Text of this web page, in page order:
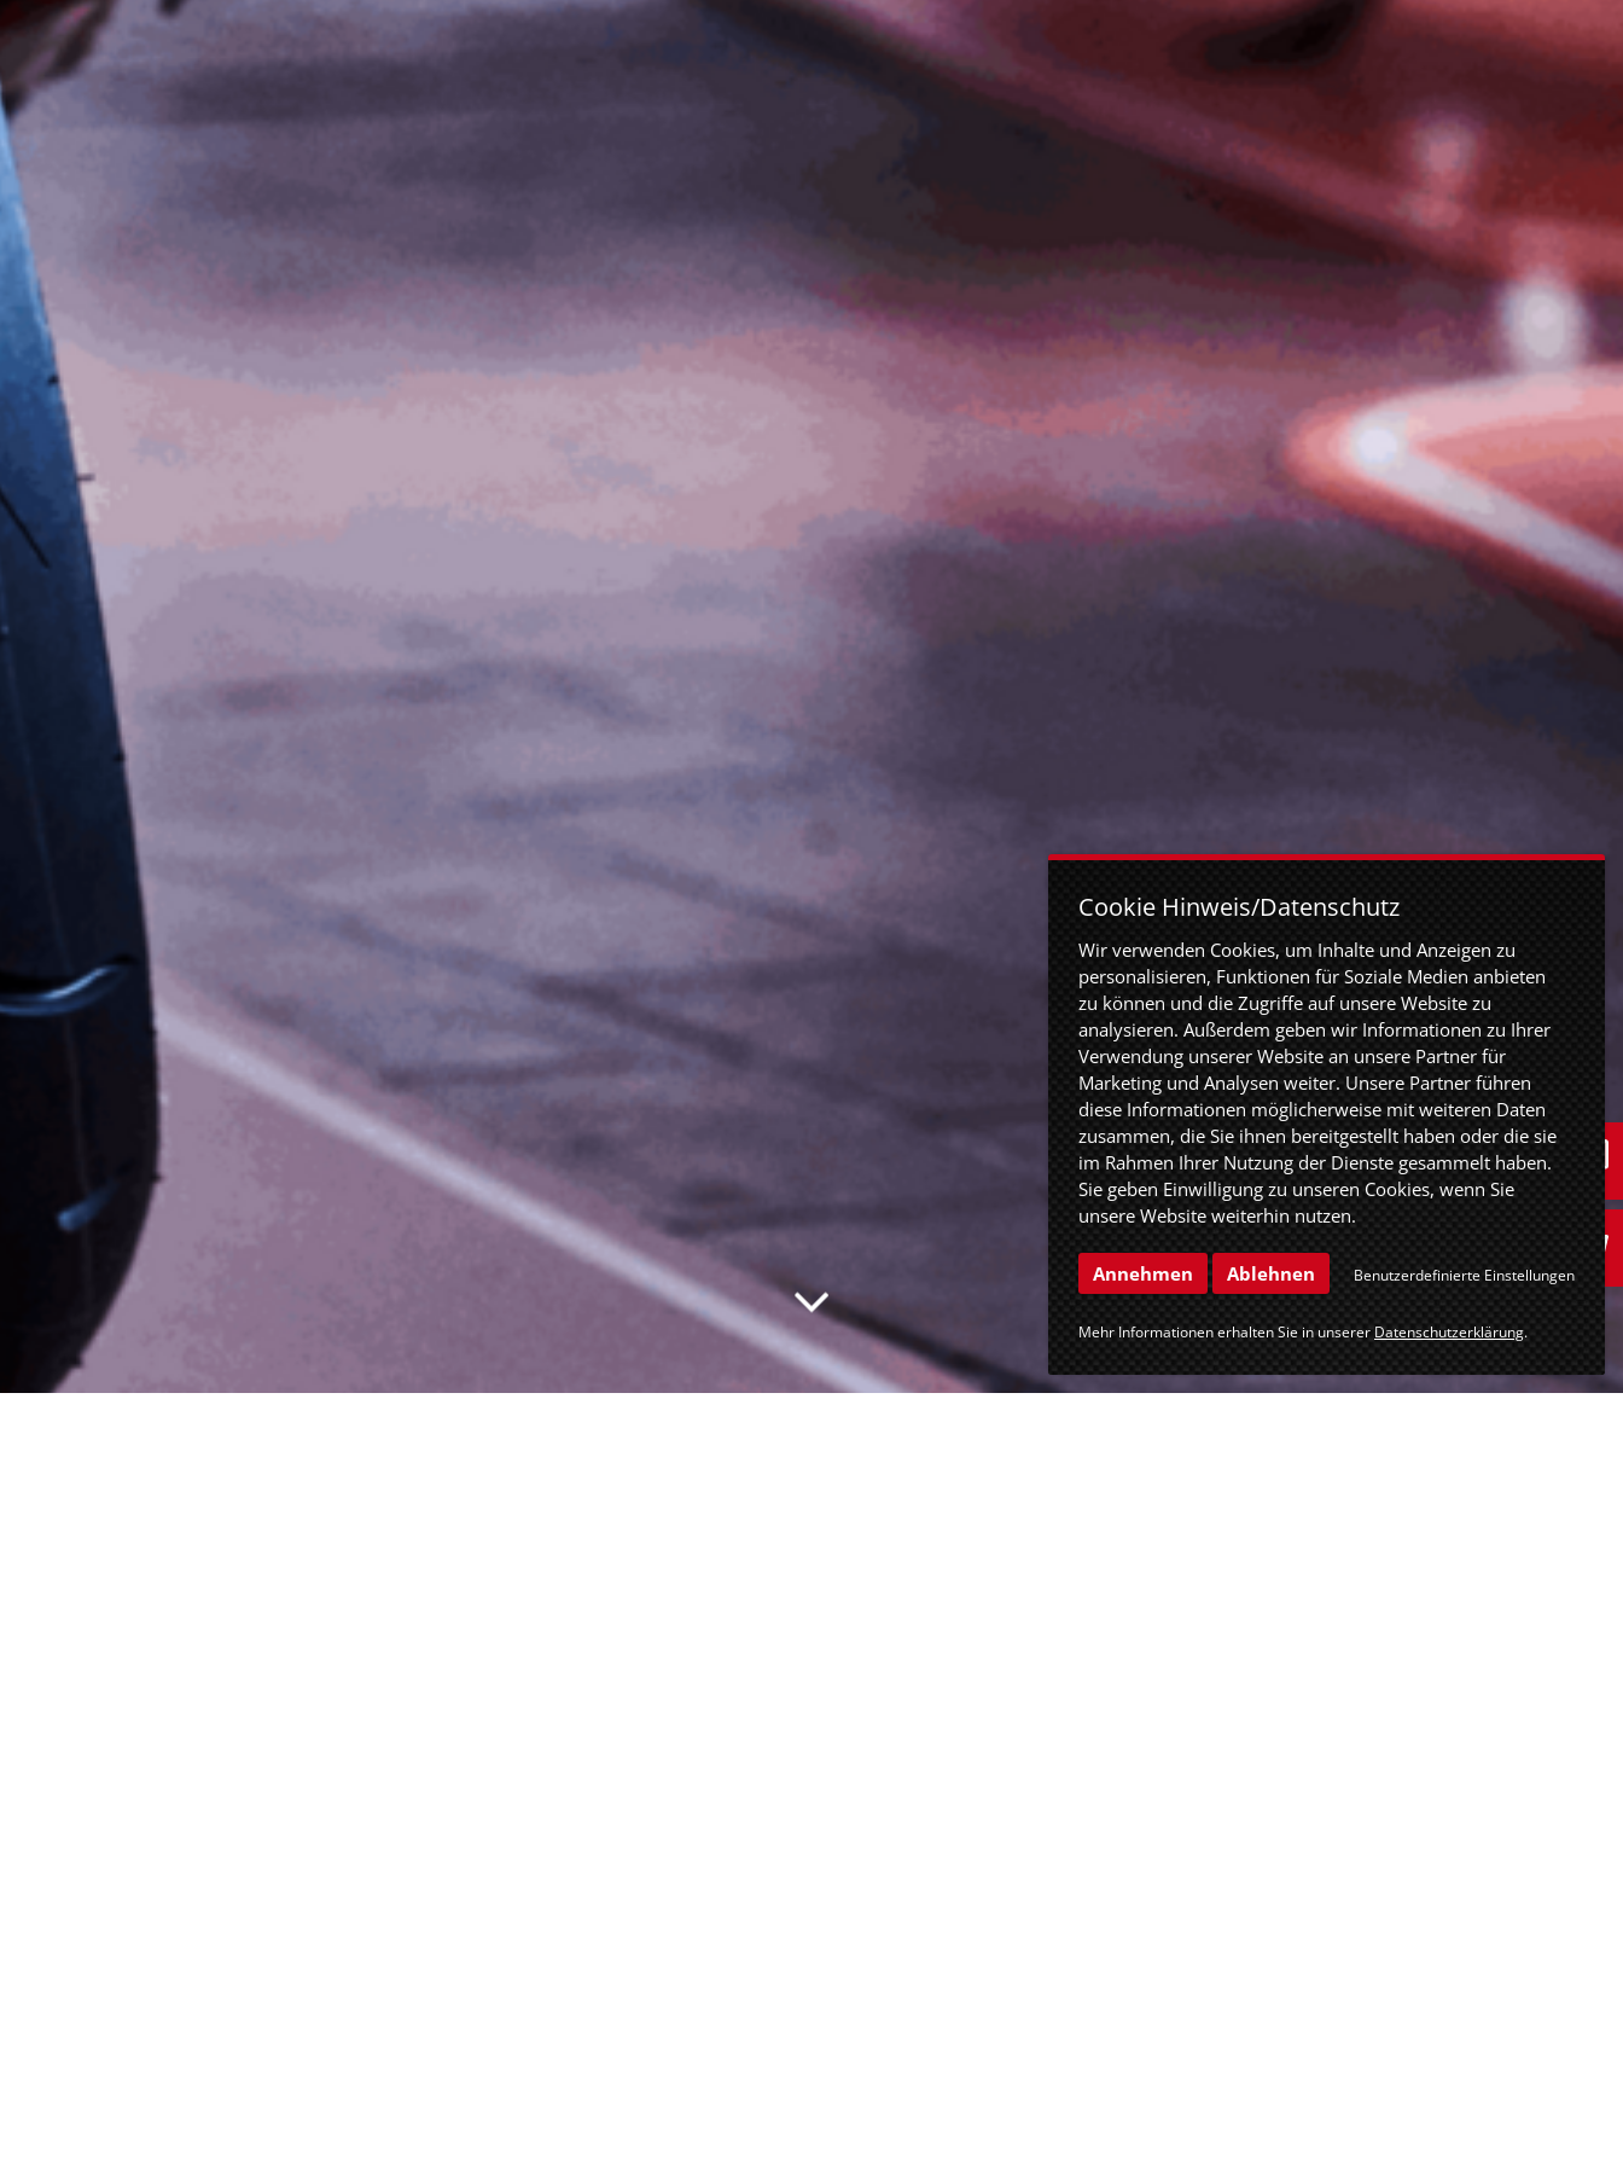
Cookie Hinweis/Datenschutz
Wir verwenden Cookies, um Inhalte und Anzeigen zu
personalisieren, Funktionen für Soziale Medien anbieten
zu können und die Zugriffe auf unsere Website zu
analysieren. Außerdem geben wir Informationen zu Ihrer
Verwendung unserer Website an unsere Partner für
Marketing und Analysen weiter. Unsere Partner führen
diese Informationen möglicherweise mit weiteren Daten
zusammen, die Sie ihnen bereitgestellt haben oder die sie
im Rahmen Ihrer Nutzung der Dienste gesammelt haben.
Sie geben Einwilligung zu unseren Cookies, wenn Sie
unsere Website weiterhin nutzen.
Annehmen Ablehnen Benutzerdefinierte Einstellungen
Mehr Informationen erhalten Sie in unserer Datenschutzerklärung.